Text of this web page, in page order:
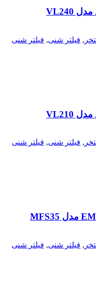
, فیلتر شنی, فیلتر شنی
, فیلتر شنی, فیلتر شنی
, فیلتر شنی, فیلتر شنی